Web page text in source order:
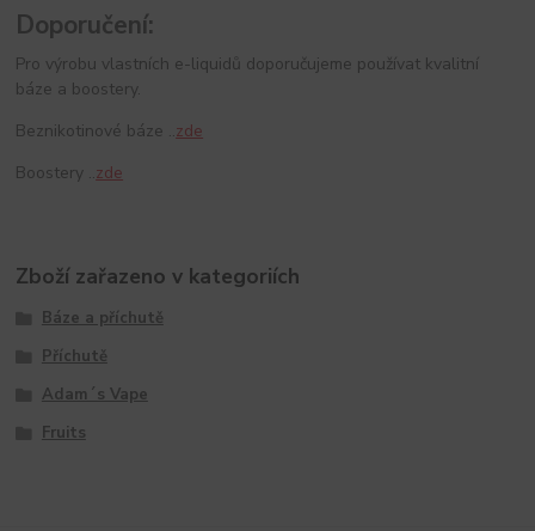
Doporučení:
Pro výrobu vlastních e-liquidů doporučujeme používat kvalitní
báze a boostery.
Beznikotinové báze ..zde
Boostery ..zde
Zboží zařazeno v kategoriích
Báze a příchutě
Příchutě
Adam´s Vape
Fruits